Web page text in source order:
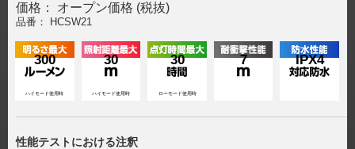
価格： オープン価格 (税抜)
品番： HCSW21
300
ハイモード使用時
30
ハイモード使用時
30
ローモード使用時
7 IPX4
性能テストにおける注釈